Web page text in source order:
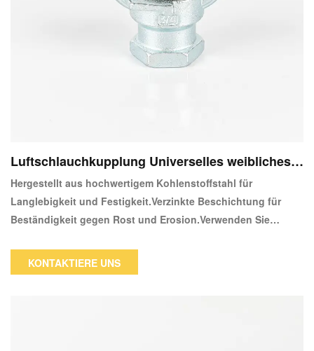
Luftschlauchkupplung Universelles weibliches E
nde
Hergestellt aus hochwertigem Kohlenstoffstahl für
Langlebigkeit und Festigkeit.Verzinkte Beschichtung für
Beständigkeit gegen Rost und Erosion.Verwenden Sie
Luft im Inneren zu halten, wenn Sie das Druckluftwerkzeug
abnehmen.Wenn Sie die Kupplung(en) verwenden, schieben
KONTAKTIERE UNS